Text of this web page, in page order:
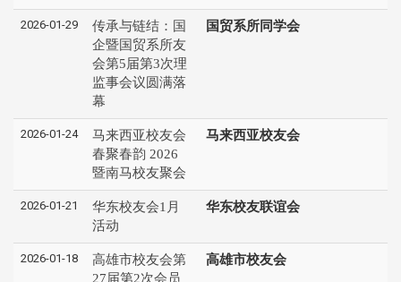
2026-01-29
传承与链结：国
企暨国贸系所友
会第5届第3次理
监事会议圆满落
幕
国贸系所同学会
2026-01-24
马来西亚校友会
春聚春韵 2026
暨南马校友聚会
马来西亚校友会
2026-01-21
华东校友会1月
活动
华东校友联谊会
2026-01-18
高雄市校友会第
27届第2次会员
高雄市校友会